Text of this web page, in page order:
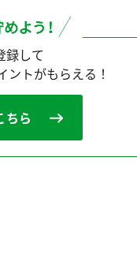
録して
ントがもらえる！
ちら